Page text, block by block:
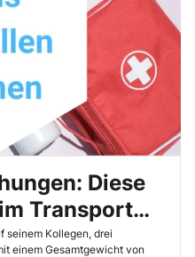
Diese
Transport
passieren
seinem Kollegen, drei
einem Gesamtgewicht von